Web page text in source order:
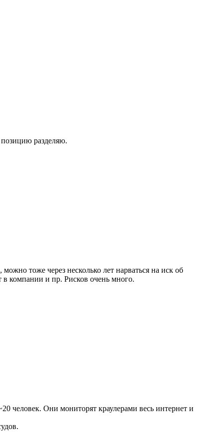
разделяю.
тоже через несколько лет нарваться на иск об
в компании и пр. Рисков очень много.
человек. Они мониторят краулерами весь интернет и